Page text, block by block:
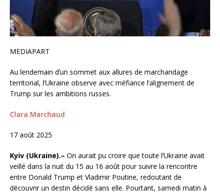
MEDIAPART
Au lendemain d’un sommet aux allures de marchandage
territorial, l’Ukraine observe avec méfiance l’alignement de
Trump sur les ambitions russes.
Clara Marchaud
17 août 2025
Kyiv (Ukraine).– On aurait pu croire que toute l’Ukraine avait
veillé dans la nuit du 15 au 16 août pour suivre la rencontre
entre Donald Trump et Vladimir Poutine, redoutant de
découvrir un destin décidé sans elle. Pourtant, samedi matin à